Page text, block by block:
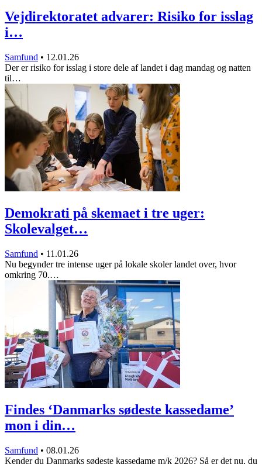
Vejdirektoratet advarer: Risiko for isslag
i…
Samfund • 12.01.26
Der er risiko for isslag i store dele af landet i dag mandag og natten
til…
Demokrati på skemaet i tre uger:
Skolevalget…
Samfund • 11.01.26
Nu begynder tre intense uger på lokale skoler landet over, hvor
omkring 70.…
Findes ‘Danmarks sødeste kassedame’
mon i din…
Samfund • 08.01.26
Kender du Danmarks sødeste kassedame m/k 2026? Så er det nu, du